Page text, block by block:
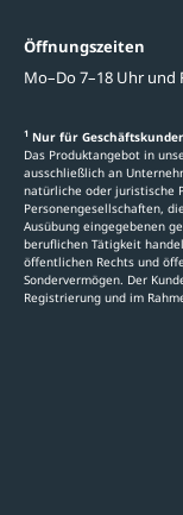
Öffnungszeiten
Mo–Do 7–18 Uhr und
1 Nur für
Das Produktangebot in
ausschließlich an
natürliche oder juristische
Personengesellschaften,
Ausübung eingegebenen
beruflichen Tätigkeit
öffentlichen Rechts und
Sondervermögen. Der
Registrierung und im